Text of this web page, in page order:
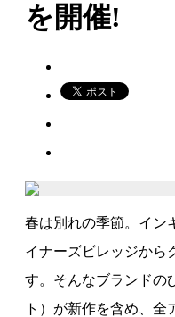
を開催!
春は別れの季節。イン
イナーズビレッジから
す。そんなブランドの
ト）が新作を含め、